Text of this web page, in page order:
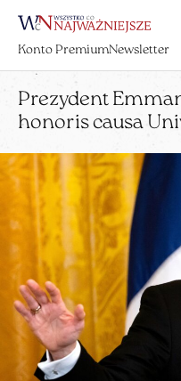
Konto PremiumNewsletter
Prezydent
honoris causa